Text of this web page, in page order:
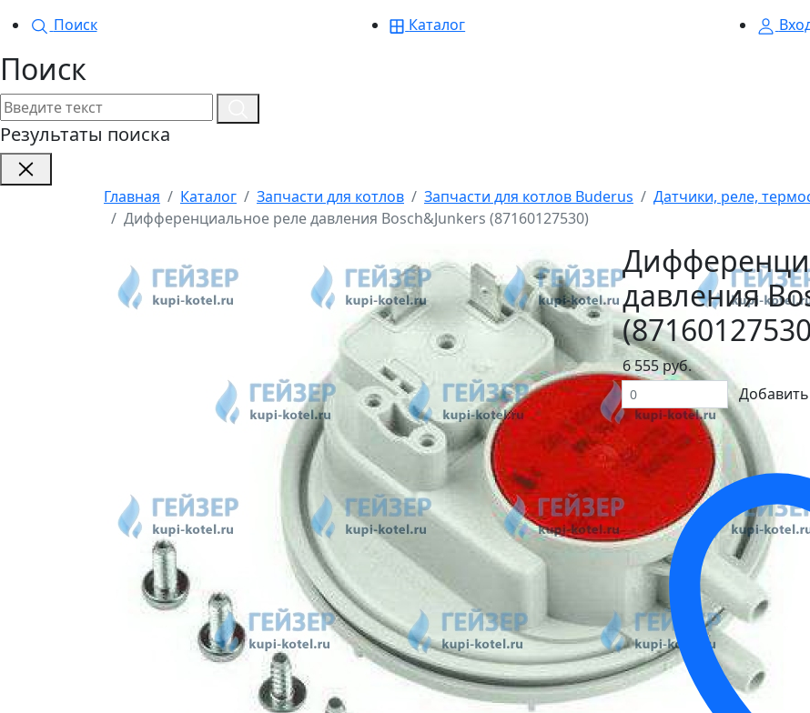
Поиск
Каталог
Поиск
Результаты поиска
Главная Каталог Запчасти для котлов Запчасти для котлов Buderus
Датчики, реле,
Дифференциальное реле давления Bosch&Junkers (87160127530)
давления
6 555 руб.